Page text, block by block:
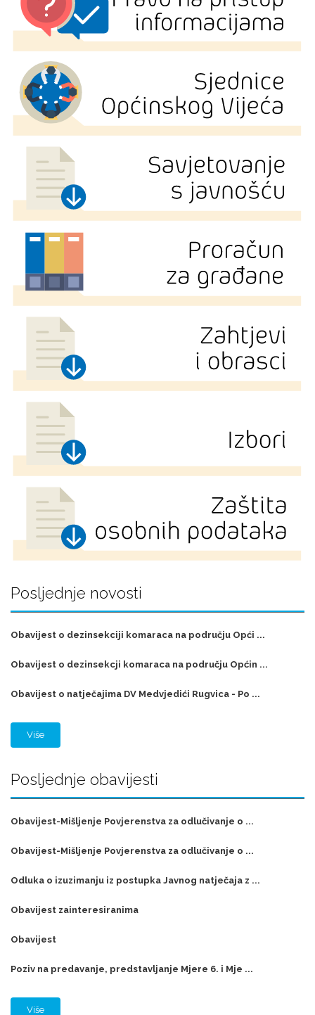
Posljednje novosti
Obavijest o dezinsekciji komaraca na području Opći ...
Obavijest o dezinsekcji komaraca na području Općin ...
Obavijest o natječajima DV Medvjedići Rugvica - Po ...
Više
Posljednje obavijesti
Obavijest-Mišljenje Povjerenstva za odlučivanje o ...
Obavijest-Mišljenje Povjerenstva za odlučivanje o ...
Odluka o izuzimanju iz postupka Javnog natječaja z ...
Obavijest zainteresiranima
Obavijest
Poziv na predavanje, predstavljanje Mjere 6. i Mje ...
Više